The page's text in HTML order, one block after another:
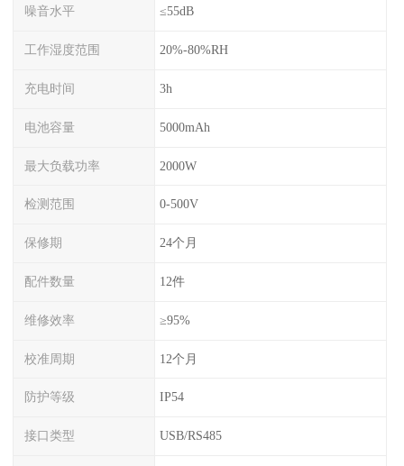
噪音水平 ≤55dB
工作湿度范围 20%-80%RH
充电时间 3h
电池容量 5000mAh
最大负载功率 2000W
检测范围 0-500V
保修期 24个月
配件数量 12件
维修效率 ≥95%
校准周期 12个月
防护等级 IP54
接口类型 USB/RS485